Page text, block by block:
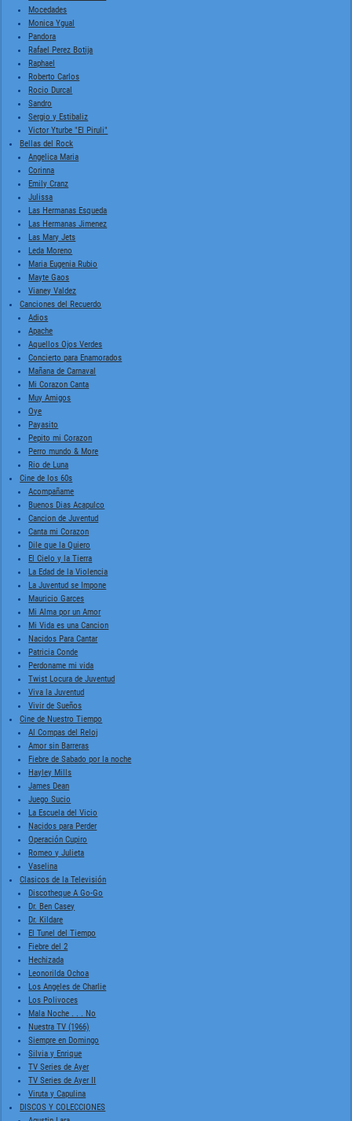
Mocedades
Monica Ygual
Pandora
Rafael Perez Botija
Raphael
Roberto Carlos
Rocio Durcal
Sandro
Sergio y Estibaliz
Victor Yturbe "El Piruli"
Bellas del Rock
Angelica Maria
Corinna
Emily Cranz
Julissa
Las Hermanas Esqueda
Las Hermanas Jimenez
Las Mary Jets
Leda Moreno
Maria Eugenia Rubio
Mayte Gaos
Vianey Valdez
Canciones del Recuerdo
Adios
Apache
Aquellos Ojos Verdes
Concierto para Enamorados
Mañana de Carnaval
Mi Corazon Canta
Muy Amigos
Oye
Payasito
Pepito mi Corazon
Perro mundo & More
Rio de Luna
Cine de los 60s
Acompañame
Buenos Dias Acapulco
Cancion de Juventud
Canta mi Corazon
Dile que la Quiero
El Cielo y la Tierra
La Edad de la Violencia
La Juventud se Impone
Mauricio Garces
Mi Alma por un Amor
Mi Vida es una Cancion
Nacidos Para Cantar
Patricia Conde
Perdoname mi vida
Twist Locura de Juventud
Viva la Juventud
Vivir de Sueños
Cine de Nuestro Tiempo
Al Compas del Reloj
Amor sin Barreras
Fiebre de Sabado por la noche
Hayley Mills
James Dean
Juego Sucio
La Escuela del Vicio
Nacidos para Perder
Operación Cupiro
Romeo y Julieta
Vaselina
Clasicos de la Televisión
Discotheque A Go-Go
Dr. Ben Casey
Dr. Kildare
El Tunel del Tiempo
Fiebre del 2
Hechizada
Leonorilda Ochoa
Los Angeles de Charlie
Los Polivoces
Mala Noche . . . No
Nuestra TV (1966)
Siempre en Domingo
Silvia y Enrique
TV Series de Ayer
TV Series de Ayer II
Viruta y Capulina
DISCOS Y COLECCIONES